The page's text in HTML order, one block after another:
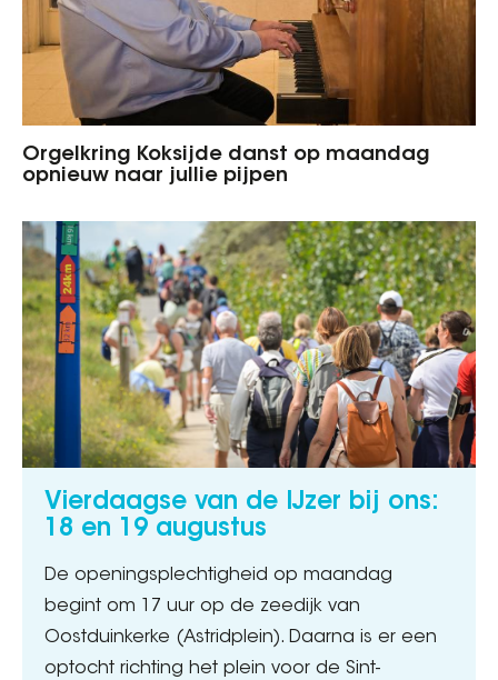
Orgelkring Koksijde danst op maandag
opnieuw naar jullie pijpen
Vierdaagse van de IJzer bij ons:
18 en 19 augustus
De openingsplechtigheid op maandag
begint om 17 uur op de zeedijk van
Oostduinkerke (Astridplein). Daarna is er een
optocht richting het plein voor de Sint-